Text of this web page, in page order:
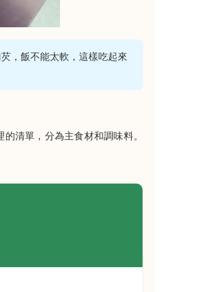
，飯不能太軟，這樣吃起來
清單，分為主食材和調味料。